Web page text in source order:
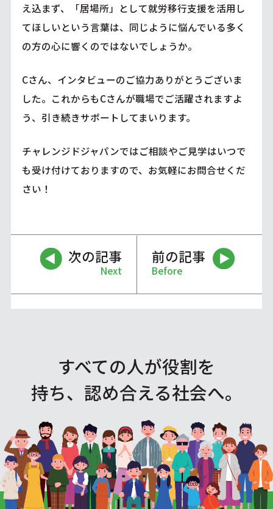
え込まず、「居場所」として就労移行支援を活用し
てほしいという言葉は、同じように悩んでいる多く
の方の心に響くのではないでしょうか。
Cさん、インタビューのご協力ありがとうございま
した。これからもCさんが職場でご活躍されますよ
う、引き続きサポートしてまいります。
チャレンジドジャパンではご相談やご見学はいつで
も受け付けておりますので、お気軽にお問合せくだ
さい！
次の記事
Next
前の記事
Before
すべての人が役割を
持ち、認め合える社会へ。